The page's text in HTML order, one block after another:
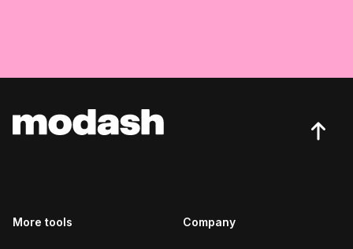
Buenos Aires Beauty Influencers
Cali Beauty Influencers
More tools Company